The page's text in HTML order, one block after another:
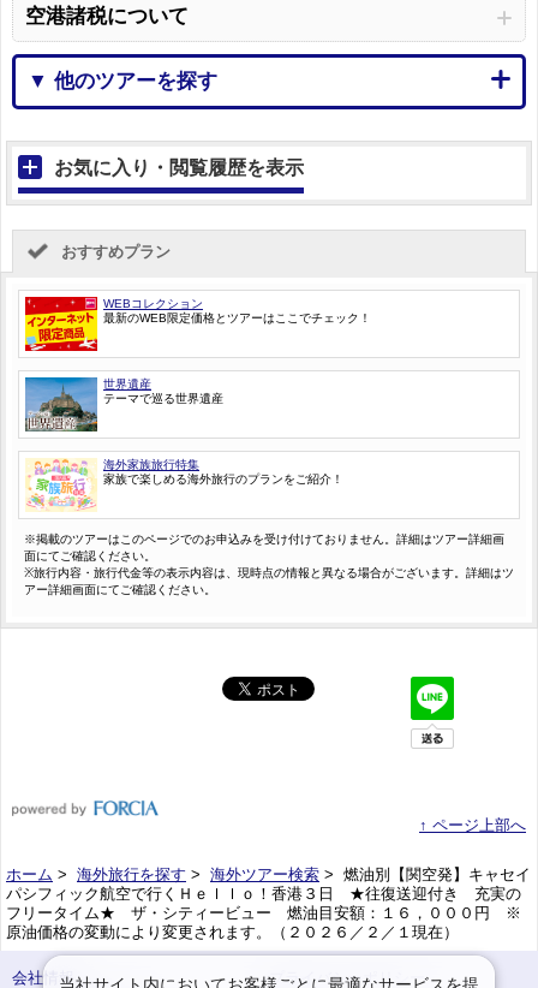
空港諸税について
▼ 他のツアーを探す
お気に入り・閲覧履歴を表示
おすすめプラン
WEBコレクション
最新のWEB限定価格とツアーはここでチェック！
世界遺産
テーマで巡る世界遺産
海外家族旅行特集
家族で楽しめる海外旅行のプランをご紹介！
※掲載のツアーはこのページでのお申込みを受け付けておりません。詳細はツアー詳細画
面にてご確認ください。
※旅行内容・旅行代金等の表示内容は、現時点の情報と異なる場合がございます。詳細はツ
アー詳細画面にてご確認ください。
↑ ページ上部へ
ホーム > 海外旅行を探す > 海外ツアー検索 > 燃油別【関空発】キャセイ
パシフィック航空で行くＨｅｌｌｏ！香港３日 ★往復送迎付き 充実の
フリータイム★ ザ・シティービュー 燃油目安額：１６，０００円 ※
原油価格の変動により変更されます。（２０２６／２／１現在）
会社情報 プライバシーポリシー
当社サイト内においてお客様ごとに最適なサービスを提